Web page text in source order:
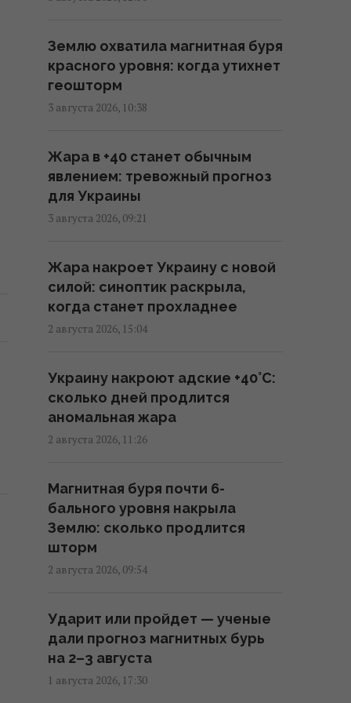
США продолжают переговоры
с Украиной по Patriot, - Reuters
09:55 среда, 05 августа 2026
Wildberries в Тульской области:
вспыхнул пожар (видео)
09:45 среда, 05 августа 2026
задержали вооруженного
мужчину с "тревожными
записками", – Politico
09:01 среда, 05 августа 2026
На Дунае из-за засухи из-под
воды всплыли десятки
нацистских кораблей с
боеприпасами
Мобилизованных станет
больше: Путин расширил
список преступников для
войны в Украине
"Хулиган, которого легко
запугать": угрозы и
ультиматумы Трампа теряют
Землю охватила магнитная буря
красного уровня: когда утихнет
геошторм
3 августа 2026, 10:38
Жара в +40 станет обычным
явлением: тревожный прогноз
для Украины
3 августа 2026, 09:21
Жара накроет Украину с новой
силой: синоптик раскрыла,
когда станет прохладнее
2 августа 2026, 15:04
Украину накроют адские +40°C:
сколько дней продлится
аномальная жара
2 августа 2026, 11:26
Магнитная буря почти 6-
бального уровня накрыла
Землю: сколько продлится
шторм
2 августа 2026, 09:54
Ударит или пройдет — ученые
дали прогноз магнитных бурь
на 2–3 августа
1 августа 2026, 17:30